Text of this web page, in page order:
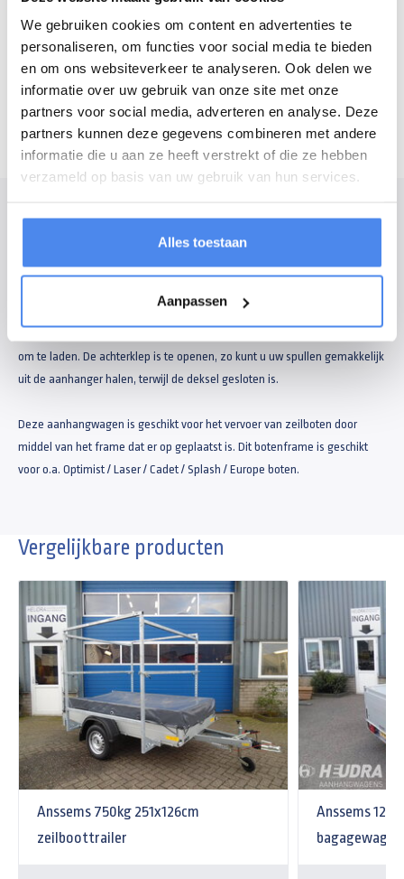
We gebruiken cookies om content en advertenties te
personaliseren, om functies voor social media te bieden
en om ons websiteverkeer te analyseren. Ook delen we
informatie over uw gebruik van onze site met onze
partners voor social media, adverteren en analyse. Deze
partners kunnen deze gegevens combineren met andere
informatie die u aan ze heeft verstrekt of die ze hebben
verzameld op basis van uw gebruik van hun services.
Alles toestaan
Aanpassen
Openingstijden
Maandag - vrijdag
Anssems GTB1200 zeilboottrailer
uitgerust met een deksel die naar de zijkant open kan. De aanhangwagen
om te laden. De achterklep is te openen, zo kunt u uw spullen gemakkelijk
uit de aanhanger halen, terwijl de deksel gesloten is.
Deze aanhangwagen is geschikt voor het vervoer van zeilboten door
middel van het frame dat er op geplaatst is. Dit botenframe is geschikt
voor o.a. Optimist / Laser / Cadet / Splash / Europe boten.
Vergelijkbare producten
Anssems 750kg 251x126cm
zeilboottrailer
Anssems